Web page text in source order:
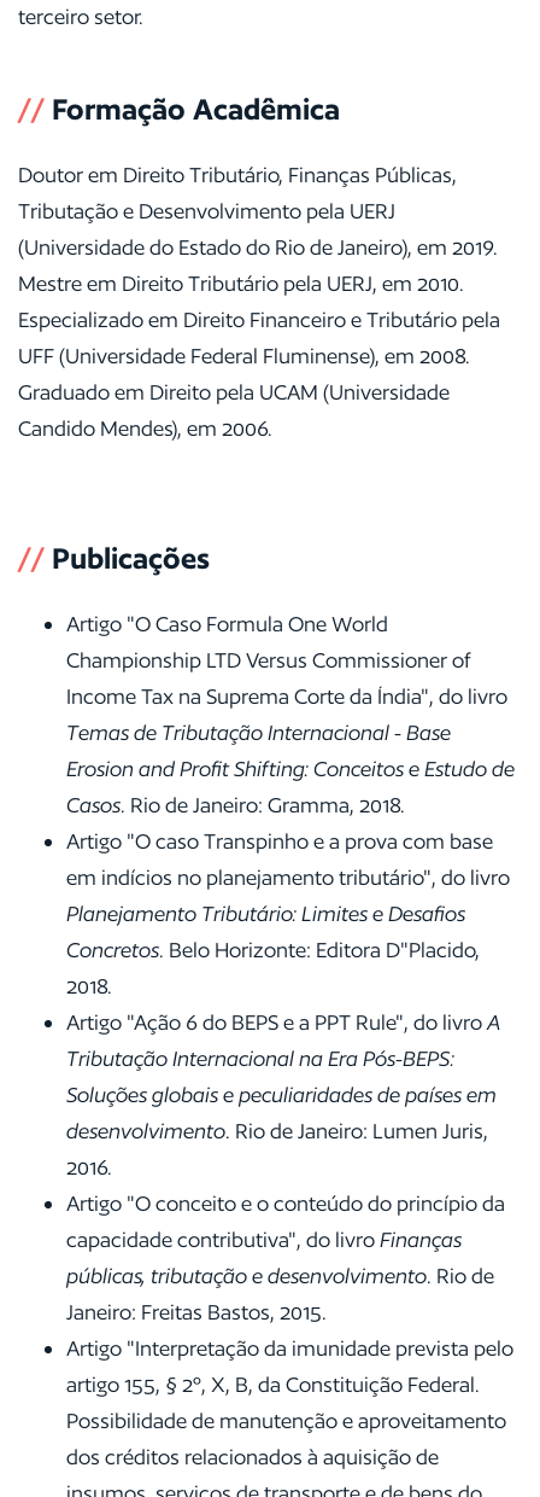
terceiro setor.
// Formação Acadêmica
Doutor em Direito Tributário, Finanças Públicas,
Tributação e Desenvolvimento pela UERJ
(Universidade do Estado do Rio de Janeiro), em 2019.
Mestre em Direito Tributário pela UERJ, em 2010.
Especializado em Direito Financeiro e Tributário pela
UFF (Universidade Federal Fluminense), em 2008.
Graduado em Direito pela UCAM (Universidade
Candido Mendes), em 2006.
// Publicações
Artigo "O Caso Formula One World
Championship LTD Versus Commissioner of
Income Tax na Suprema Corte da Índia", do livro
Temas de Tributação Internacional - Base
Erosion and Profit Shifting: Conceitos e Estudo de
Casos. Rio de Janeiro: Gramma, 2018.
Artigo "O caso Transpinho e a prova com base
em indícios no planejamento tributário", do livro
Planejamento Tributário: Limites e Desafios
Concretos. Belo Horizonte: Editora D"Placido,
2018.
Artigo "Ação 6 do BEPS e a PPT Rule", do livroA
Tributação Internacional na Era Pós-BEPS:
Soluções globais e peculiaridades de países em
desenvolvimento. Rio de Janeiro: Lumen Juris,
2016.
Artigo "O conceito e o conteúdo do princípio da
capacidade contributiva", do livroFinanças
públicas, tributação e desenvolvimento. Rio de
Janeiro: Freitas Bastos, 2015.
Artigo "Interpretação da imunidade prevista pelo
artigo 155, § 2º, X, B, da Constituição Federal.
Possibilidade de manutenção e aproveitamento
dos créditos relacionados à aquisição de